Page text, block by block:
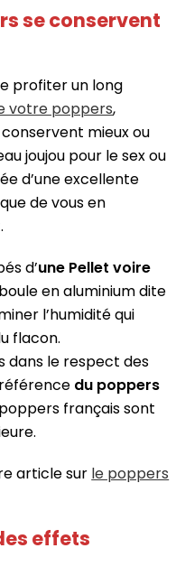
se conservent
profiter un long
votre poppers,
mieux ou
joujou pour le sex ou
d’une excellente
de vous en
d’une Pellet voire
en aluminium dite
l’humidité qui
flacon.
dans le respect des
du poppers
français sont
article sur le poppers
effets